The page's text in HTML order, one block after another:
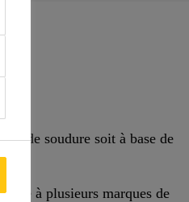
de soudure soit à base de
à plusieurs marques de